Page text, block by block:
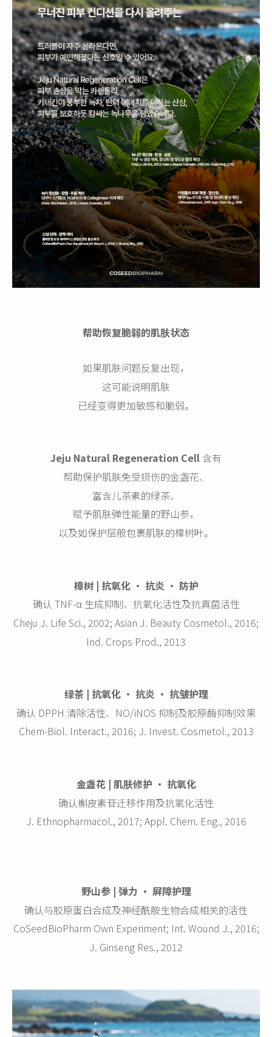
帮助恢复脆弱的肌肤状态
如果肌肤问题反复出现，
这可能说明肌肤
已经变得更加敏感和脆弱。
Jeju Natural Regeneration Cell 含有
帮助保护肌肤免受损伤的金盏花、
富含儿茶素的绿茶、
赋予肌肤弹性能量的野山参，
以及如保护层般包裹肌肤的樟树叶。
樟树 | 抗氧化 · 抗炎 · 防护
确认 TNF-α 生成抑制、抗氧化活性及抗真菌活性
Cheju J. Life Sci., 2002; Asian J. Beauty Cosmetol., 2016;
Ind. Crops Prod., 2013
绿茶 | 抗氧化 · 抗炎 · 抗皱护理
确认 DPPH 清除活性、NO/iNOS 抑制及胶原酶抑制效果
Chem-Biol. Interact., 2016; J. Invest. Cosmetol., 2013
金盏花 | 肌肤修护 · 抗氧化
确认槲皮素苷迁移作用及抗氧化活性
J. Ethnopharmacol., 2017; Appl. Chem. Eng., 2016
野山参 | 弹力 · 屏障护理
确认与胶原蛋白合成及神经酰胺生物合成相关的活性
CoSeedBioPharm Own Experiment; Int. Wound J., 2016;
J. Ginseng Res., 2012